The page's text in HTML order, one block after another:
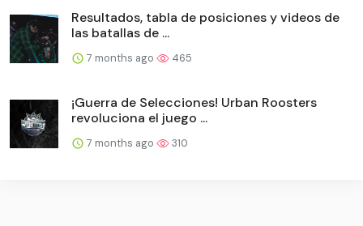
Resultados, tabla de posiciones y videos de
las batallas de ...
7 months ago 465
¡Guerra de Selecciones! Urban Roosters
revoluciona el juego ...
7 months ago 310